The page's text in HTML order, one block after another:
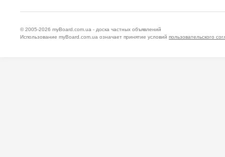
© 2005-2026 myBoard.com.ua - доска частных объявлений
Использование myBoard.com.ua означает принятие условий пользовательского